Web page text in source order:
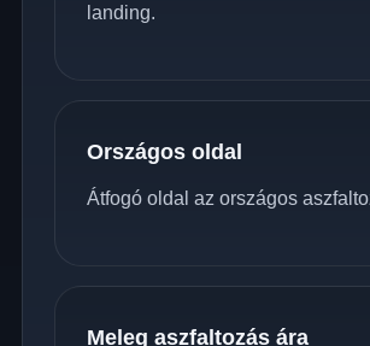
landing.
Országos oldal
Átfogó oldal az országos
Meleg aszfaltozás ára